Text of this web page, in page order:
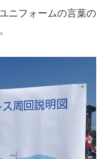
ニフォームの言葉の